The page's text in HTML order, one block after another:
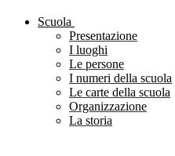
Scuola
Presentazione
I luoghi
Le persone
I numeri della scuola
Le carte della scuola
Organizzazione
La storia